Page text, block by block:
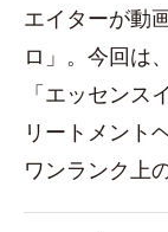
エイターが動
ロ」。今回は
「エッセンス
リートメント
ワンランク上